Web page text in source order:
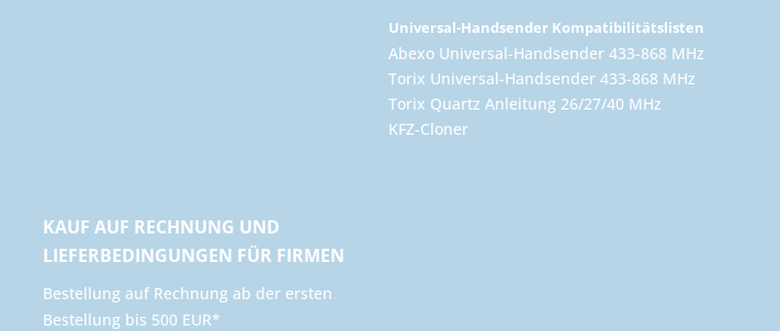
Universal-Handsender Kompatibilitätslisten
Abexo Universal-Handsender 433-868 MHz
Torix Universal-Handsender 433-868 MHz
Torix Quartz Anleitung 26/27/40 MHz
KFZ-Cloner
KAUF AUF RECHNUNG UND
LIEFERBEDINGUNGEN FÜR FIRMEN
​Bestellung auf Rechnung ab der ersten
Bestellung bis 500 EUR*